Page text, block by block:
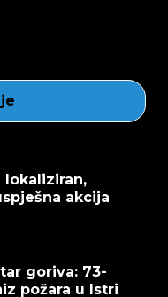
lokaliziran,
akcija
goriva: 73-
požara u Istri